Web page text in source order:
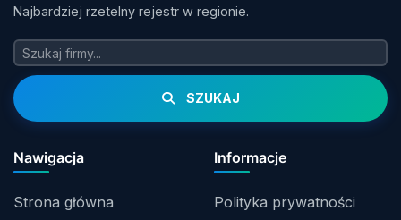
Najbardziej rzetelny rejestr w regionie.
SZUKAJ
Nawigacja
Strona główna
Informacje
Polityka prywatności